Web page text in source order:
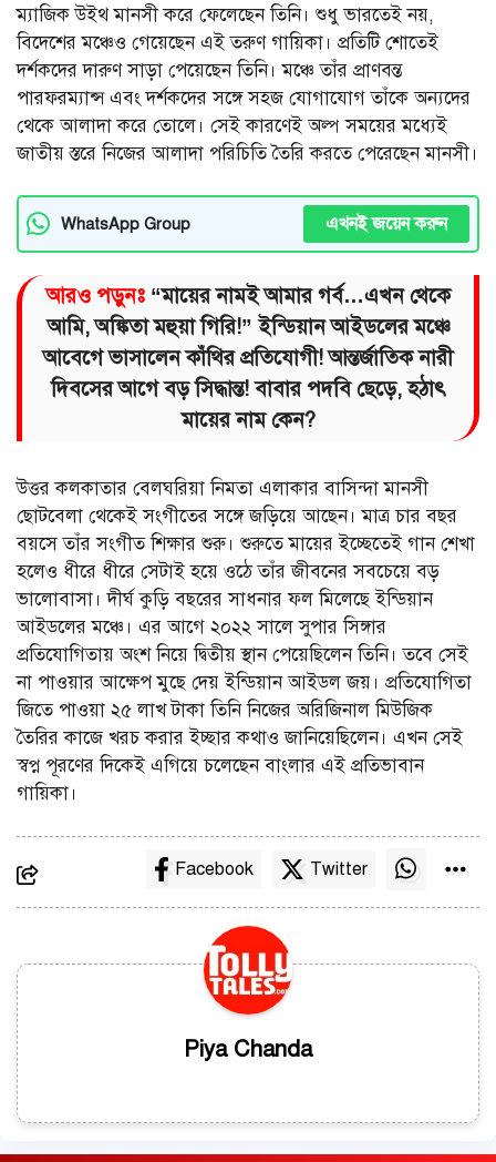
ম্যাজিক উইথ মানসী করে ফেলেছেন তিনি। শুধু ভারতেই নয়,
বিদেশের মঞ্চেও গেয়েছেন এই তরুণ গায়িকা। প্রতিটি শোতেই
দর্শকদের দারুণ সাড়া পেয়েছেন তিনি। মঞ্চে তাঁর প্রাণবন্ত
পারফরম্যান্স এবং দর্শকদের সঙ্গে সহজ যোগাযোগ তাঁকে অন্যদের
থেকে আলাদা করে তোলে। সেই কারণেই অল্প সময়ের মধ্যেই
জাতীয় স্তরে নিজের আলাদা পরিচিতি তৈরি করতে পেরেছেন মানসী।
WhatsApp Group এখনই জয়েন করুন
আরও পড়ুনঃ “মায়ের নামই আমার গর্ব…এখন থেকে
আমি, অঙ্কিতা মহুয়া গিরি!” ইন্ডিয়ান আইডলের মঞ্চে
আবেগে ভাসালেন কাঁথির প্রতিযোগী! আন্তর্জাতিক নারী
দিবসের আগে বড় সিদ্ধান্ত! বাবার পদবি ছেড়ে, হঠাৎ
মায়ের নাম কেন?
উত্তর কলকাতার বেলঘরিয়া নিমতা এলাকার বাসিন্দা মানসী
ছোটবেলা থেকেই সংগীতের সঙ্গে জড়িয়ে আছেন। মাত্র চার বছর
বয়সে তাঁর সংগীত শিক্ষার শুরু। শুরুতে মায়ের ইচ্ছেতেই গান শেখা
হলেও ধীরে ধীরে সেটাই হয়ে ওঠে তাঁর জীবনের সবচেয়ে বড়
ভালোবাসা। দীর্ঘ কুড়ি বছরের সাধনার ফল মিলেছে ইন্ডিয়ান
আইডলের মঞ্চে। এর আগে ২০২২ সালে সুপার সিঙ্গার
প্রতিযোগিতায় অংশ নিয়ে দ্বিতীয় স্থান পেয়েছিলেন তিনি। তবে সেই
না পাওয়ার আক্ষেপ মুছে দেয় ইন্ডিয়ান আইডল জয়। প্রতিযোগিতা
জিতে পাওয়া ২৫ লাখ টাকা তিনি নিজের অরিজিনাল মিউজিক
তৈরির কাজে খরচ করার ইচ্ছার কথাও জানিয়েছিলেন। এখন সেই
স্বপ্ন পূরণের দিকেই এগিয়ে চলেছেন বাংলার এই প্রতিভাবান
গায়িকা।
Facebook Twitter
Piya Chanda